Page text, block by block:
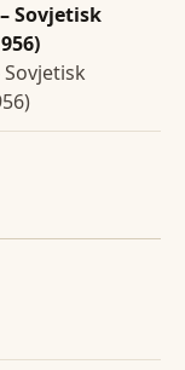
Sovjetisk